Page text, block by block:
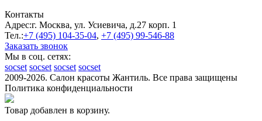
Контакты
Адрес:г. Москва, ул. Усиевича, д.27 корп. 1
Тел.:+7 (495) 104-35-04, +7 (495) 99-546-88
Заказать звонок
Мы в соц. сетях:
socset socset socset socset
2009-2026. Салон красоты Жантиль. Все права защищены
Политика конфиденциальности
Товар добавлен в корзину.